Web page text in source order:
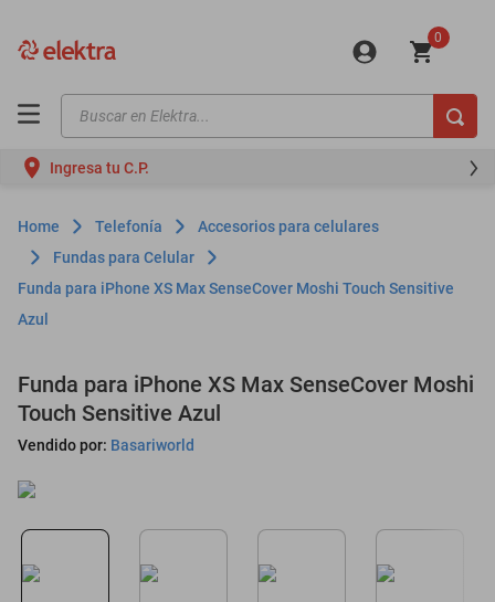
0
Buscar en Elektra...
Ingresa tu C.P.
Telefonía
Accesorios para celulares
Fundas para Celular
Funda para iPhone XS Max SenseCover Moshi Touch Sensitive
Azul
Funda para iPhone XS Max SenseCover Moshi
Touch Sensitive Azul
Vendido por: Basariworld
motos
moto
celulares
iphones
lavadoras
colchones
salas
minisplit